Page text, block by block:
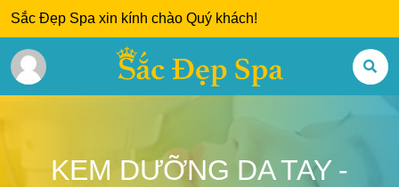
Sắc Đẹp Spa xin kính chào Quý khách!
KEM DƯỠNG DA TAY -